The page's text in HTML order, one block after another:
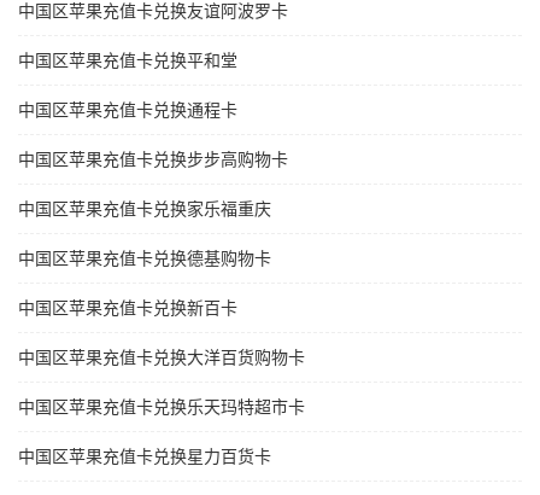
中国区苹果充值卡兑换友谊阿波罗卡
中国区苹果充值卡兑换平和堂
中国区苹果充值卡兑换通程卡
中国区苹果充值卡兑换步步高购物卡
中国区苹果充值卡兑换家乐福重庆
中国区苹果充值卡兑换德基购物卡
中国区苹果充值卡兑换新百卡
中国区苹果充值卡兑换大洋百货购物卡
中国区苹果充值卡兑换乐天玛特超市卡
中国区苹果充值卡兑换星力百货卡